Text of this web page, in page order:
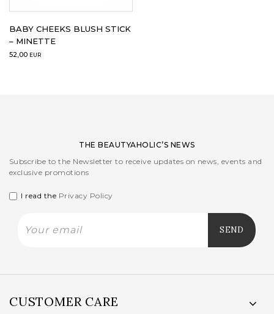
BABY CHEEKS BLUSH STICK
– MINETTE
52,00 EUR
THE BEAUTYAHOLIC’S NEWS
Subscribe to the Newsletter to receive updates on news, events and
exclusive promotions
I read the Privacy Policy
CUSTOMER CARE